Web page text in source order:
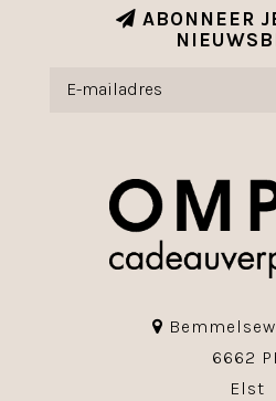
ABONNEER
6662
Elst